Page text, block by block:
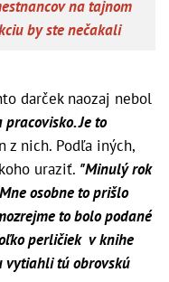
na tajnom
by ste nečakali
darček naozaj nebol
Je to
z nich. Podľa iných,
uraziť. "Minulý rok
osobne to prišlo
to bolo podané
perličiek v knihe
vytiahli tú obrovskú